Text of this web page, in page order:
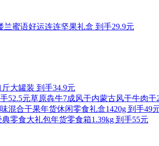
兰蜜语好运连连坚果礼盒 到手29.9元
大罐装 到手34.9元
草原犇牛7成风干内蒙古风干牛肉干
混合干果年货休闲零食礼盒1420g 到手49
典零食大礼包年货零食箱1.39kg 到手55元